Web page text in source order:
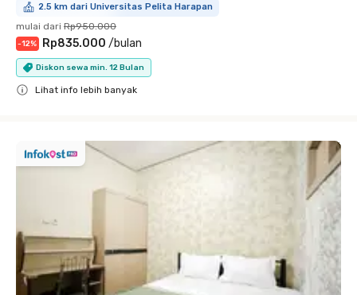
2.5 km dari Universitas Pelita Harapan
mulai dari Rp950.000
-12% Rp835.000 /bulan
Diskon sewa min. 12 Bulan
Lihat info lebih banyak